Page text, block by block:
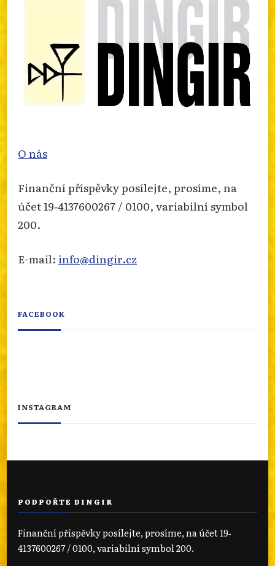
O nás
Finanční příspěvky posílejte, prosíme, na
účet 19‐4137600267 / 0100, variabilní symbol
200.
E-mail: info@dingir.cz
FACEBOOK
INSTAGRAM
PODPOŘTE DINGIR
Finanční příspěvky posílejte, prosíme, na účet 19‐
4137600267 / 0100, variabilní symbol 200.